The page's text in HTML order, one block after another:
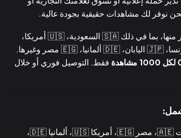
نوفر لك مشاهدات حقيقية بجودة عالية.
للاختيار منها، بما في ذلك 🇸🇦 السعودية، 🇺🇸 أمريكا،
فقط. التوصيل فوري أو خلال
السعودية 🇸🇦، الإمارات 🇦🇪، مصر 🇪🇬، أمريكا 🇺🇸، ألمانيا 🇩🇪،